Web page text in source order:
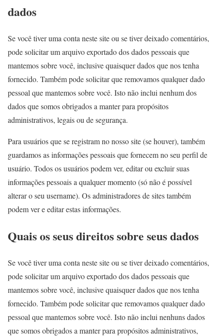
dados
Se você tiver uma conta neste site ou se tiver deixado comentários,
pode solicitar um arquivo exportado dos dados pessoais que
mantemos sobre você, inclusive quaisquer dados que nos tenha
fornecido. Também pode solicitar que removamos qualquer dado
pessoal que mantemos sobre você. Isto não inclui nenhum dos
dados que somos obrigados a manter para propósitos
administrativos, legais ou de segurança.
Para usuários que se registram no nosso site (se houver), também
guardamos as informações pessoais que fornecem no seu perfil de
usuário. Todos os usuários podem ver, editar ou excluir suas
informações pessoais a qualquer momento (só não é possível
alterar o seu username). Os administradores de sites também
podem ver e editar estas informações.
Quais os seus direitos sobre seus dados
Se você tiver uma conta neste site ou se tiver deixado comentários,
pode solicitar um arquivo exportado dos dados pessoais que
mantemos sobre você, inclusive quaisquer dados que nos tenha
fornecido. Também pode solicitar que removamos qualquer dado
pessoal que mantemos sobre você. Isto não inclui nenhuns dados
que somos obrigados a manter para propósitos administrativos,